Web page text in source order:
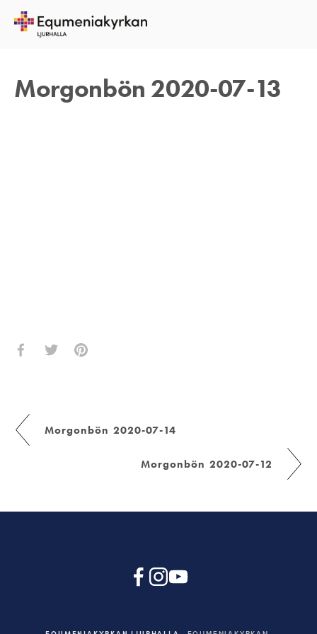
Morgonbön 2020-07-13
13 JULI 2020
Morgonbön 2020-07-14
Morgonbön 2020-07-12